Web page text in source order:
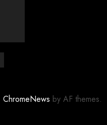
ChromeNews by AF themes.